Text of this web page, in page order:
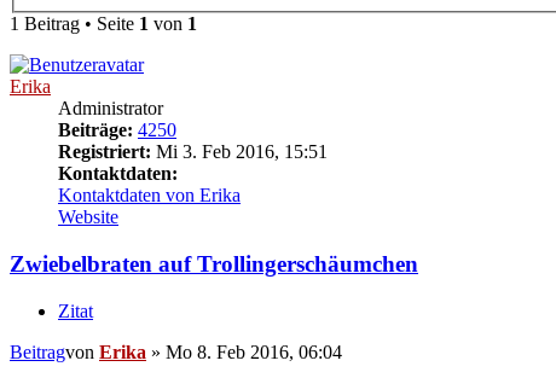
1 Beitrag • Seite 1 von 1
Erika
Administrator
Beiträge: 4250
Registriert: Mi 3. Feb 2016, 15:51
Kontaktdaten:
Kontaktdaten von Erika
Website
Zwiebelbraten auf Trollingerschäumchen
Zitat
Beitragvon Erika » Mo 8. Feb 2016, 06:04